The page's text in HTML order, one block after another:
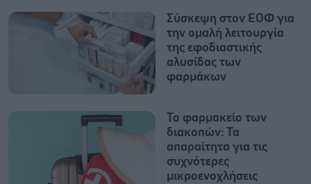
Σύσκεψη στον ΕΟΦ για
την ομαλή λειτουργία
της εφοδιαστικής
αλυσίδας των
φαρμάκων
Το φαρμακείο των
διακοπών: Τα
απαραίτητα για τις
συχνότερες
μικροενοχλήσεις